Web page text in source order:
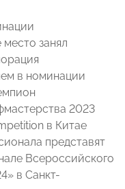
занял
в номинации
2023
в Китае
представят
Всероссийского
в Санкт-